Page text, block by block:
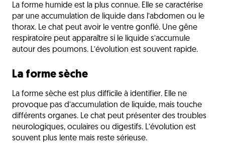
La forme humide est la plus connue. Elle se caractérise
par une accumulation de liquide dans l’abdomen ou le
thorax. Le chat peut avoir le ventre gonflé. Une gêne
respiratoire peut apparaître si le liquide s’accumule
autour des poumons. L’évolution est souvent rapide.
La forme sèche
La forme sèche est plus difficile à identifier. Elle ne
provoque pas d’accumulation de liquide, mais touche
différents organes. Le chat peut présenter des troubles
neurologiques, oculaires ou digestifs. L’évolution est
souvent plus lente mais reste sérieuse.